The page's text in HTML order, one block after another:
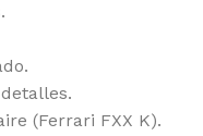
(Ferrari FXX K).